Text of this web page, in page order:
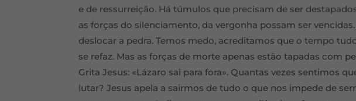
e de ressurreição. Há túmulos que precisam de ser
as forças do silenciamento, da vergonha possam ser
deslocar a pedra. Temos medo, acreditamos que o tempo
se refaz. Mas as forças de morte apenas estão tapadas com
Grita Jesus: «Lázaro sai para fora». Quantas vezes sentimos
lutar? Jesus apela a sairmos de tudo o que nos impede de